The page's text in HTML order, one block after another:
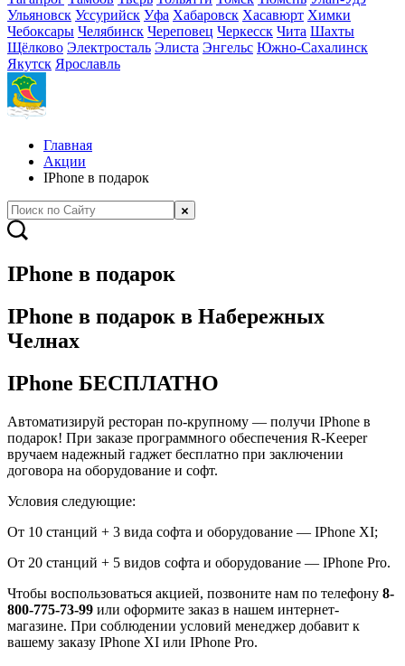
Ульяновск Уссурийск Уфа Хабаровск Хасавюрт Химки
Чебоксары Челябинск Череповец Черкесск Чита Шахты
Щёлково Электросталь Элиста Энгельс Южно-Сахалинск
Якутск Ярославль
Главная
Акции
IPhone в подарок
IPhone в подарок
IPhone в подарок в Набережных
Челнах
IPhone БЕСПЛАТНО
Автоматизируй ресторан по-крупному — получи IPhone в
подарок! При заказе программного обеспечения R-Keeper
вручаем надежный гаджет бесплатно при заключении
договора на оборудование и софт.
Условия следующие:
От 10 станций + 3 вида софта и оборудование — IPhone XI;
От 20 станций + 5 видов софта и оборудование — IPhone Pro.
Чтобы воспользоваться акцией, позвоните нам по телефону 8-
800-775-73-99 или оформите заказ в нашем интернет-
магазине. При соблюдении условий менеджер добавит к
вашему заказу IPhone XI или IPhone Pro.